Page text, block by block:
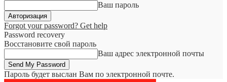
Ваш пароль
Forgot your password? Get help
Password recovery
Восстановите свой пароль
Ваш адрес электронной почты
Пароль будет выслан Вам по электронной почте.